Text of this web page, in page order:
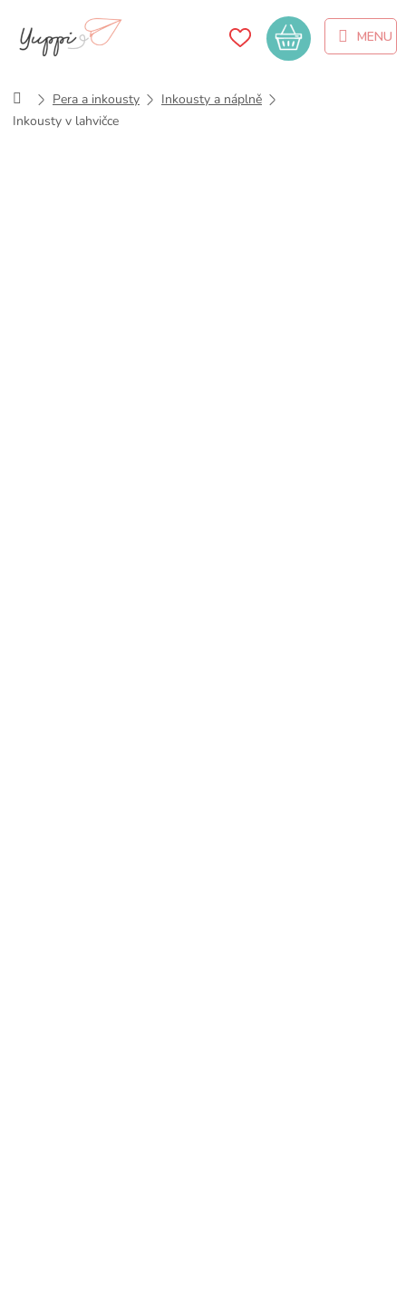
obsah
Nákupní
košík
DomůPera a inkousty
Inkousty a náplně
Inkousty v lahvičce